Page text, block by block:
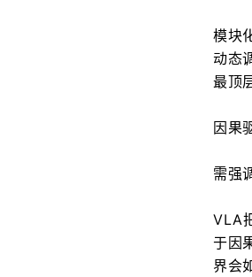
模块
动态
最顶
因果
需强
VLA
于因
界会